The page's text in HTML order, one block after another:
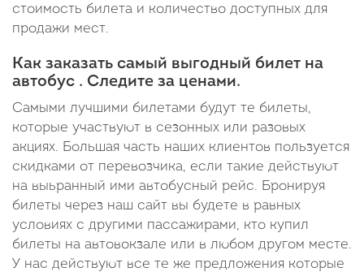
стоимость билета и количество доступных для
продажи мест.
Как заказать самый выгодный билет на
автобус . Следите за ценами.
Самыми лучшими билетами будут те билеты,
которые участвуют в сезонных или разовых
акциях. Большая часть наших клиентов пользуется
скидками от перевозчика, если такие действуют
на выьранный ими автобусный рейс. Бронируя
билеты через наш сайт вы будете в равных
условиях с другими пассажирами, кто купил
билеты на автовокзале или в любом другом месте.
У нас действуют все те же предложения которые